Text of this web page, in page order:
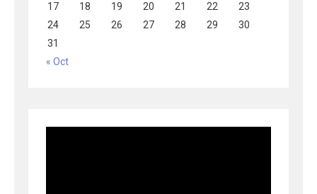
17
18 19 20 21 22
23
24
25 26 27 28 29
30
31
« Oct